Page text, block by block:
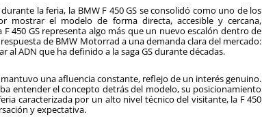
la feria, la BMW F 450 GS se consolidó como uno de los
mostrar el modelo de forma directa, accesible y cercana,
450 GS representa algo más que un nuevo escalón dentro de
de BMW Motorrad a una demanda clara del mercado:
ADN que ha definido a la saga GS durante décadas.
una afluencia constante, reflejo de un interés genuino.
entender el concepto detrás del modelo, su posicionamiento
caracterizada por un alto nivel técnico del visitante, la F 450
y expectativa.